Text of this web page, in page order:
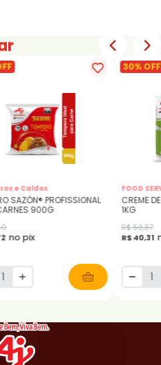
e Caldos
SAZÓN® PROFISSIONAL
900G
no pix
30% OFF
FOOD
CREME
1KG
R$ 59,37
R$ 40,31